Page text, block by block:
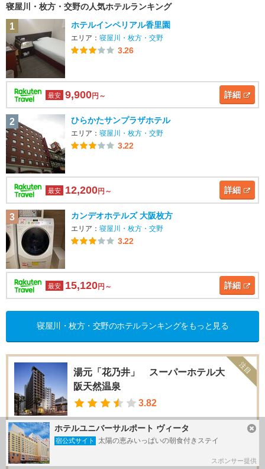
寝屋川・枚方・交野の人気ホテルランキング
1 ホテルインペリアル香里園
エリア： 寝屋川・枚方・交野
3.26
最安 9,900円～ 詳細
2 ひらかたサンプラザホテル
エリア： 寝屋川・枚方・交野
3.22
最安 12,200円～ 詳細
3 カンデオホテルズ 大阪枚方
エリア： 寝屋川・枚方・交野
3.22
最安 15,120円～ 詳細
寝屋川・枚方・交野のホテルランキングをもっと見る
湯元「花乃井」 スーパーホテル大
阪天然温泉
3.82
お知らせ
ととのうスパホ
サウナ ■宿泊利用 入浴時間：11時～25時、翌朝6時～午前9時 ■
温泉外来利用 営業時間：11時～24時（最終入館23時・24時退
館...
注目
ホテルユニバーサルポート ヴィータ
宿公式サイト 太陽の恵みいっぱいの朝食付きステイ
スポンサー提供